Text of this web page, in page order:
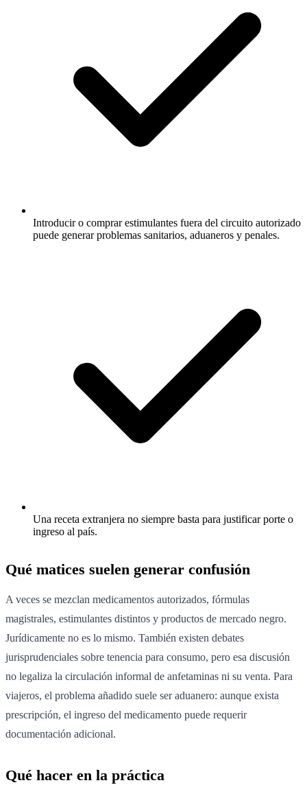
Introducir o comprar estimulantes fuera del circuito autorizado
puede generar problemas sanitarios, aduaneros y penales.
Una receta extranjera no siempre basta para justificar porte o
ingreso al país.
Qué matices suelen generar confusión
A veces se mezclan medicamentos autorizados, fórmulas
magistrales, estimulantes distintos y productos de mercado negro.
Jurídicamente no es lo mismo. También existen debates
jurisprudenciales sobre tenencia para consumo, pero esa discusión
no legaliza la circulación informal de anfetaminas ni su venta. Para
viajeros, el problema añadido suele ser aduanero: aunque exista
prescripción, el ingreso del medicamento puede requerir
documentación adicional.
Qué hacer en la práctica